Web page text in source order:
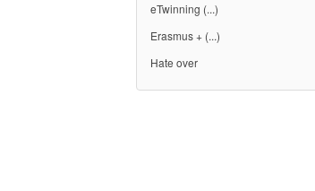
eTwinning (...)
Erasmus + (...)
Hate over